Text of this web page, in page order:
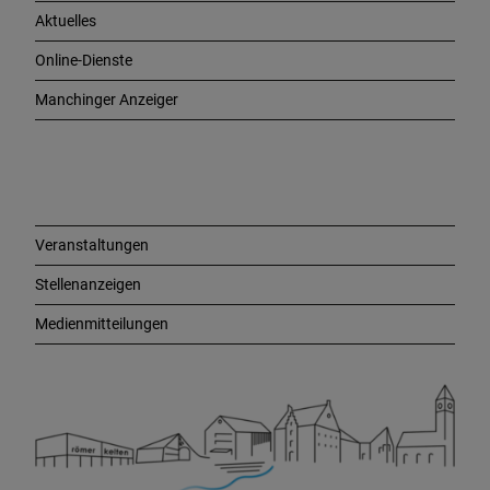
Aktuelles
Online-Dienste
Manchinger Anzeiger
Veranstaltungen
Stellenanzeigen
Medienmitteilungen